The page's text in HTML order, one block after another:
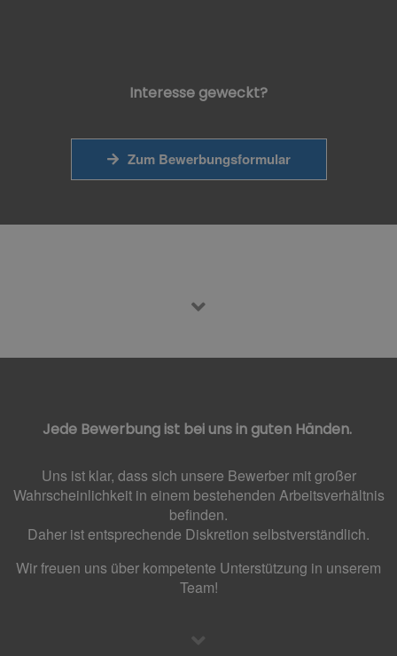
Interesse geweckt?
Zum Bewerbungsformular
Jede Bewerbung ist bei uns in guten Händen.
Uns ist klar, dass sich unsere Bewerber mit großer
Wahrscheinlichkeit in einem bestehenden Arbeitsverhältnis
befinden.
Daher ist entsprechende Diskretion selbstverständlich.
Wir freuen uns über kompetente Unterstützung in unserem
Team!